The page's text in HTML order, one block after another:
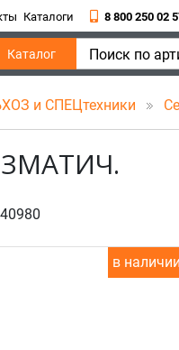
Каталоги 8 800 250 02
Каталог Поиск по
и СПЕЦтехники
в наличии